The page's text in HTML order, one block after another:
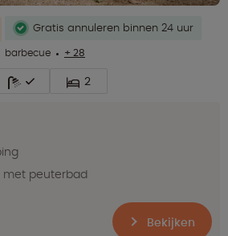
Gratis annuleren binnen 24 uur
barbecue + 28
2
met peuterbad
Bekijken